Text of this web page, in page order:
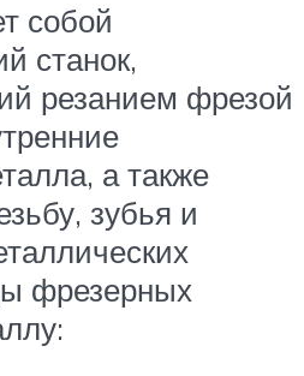
собой
станок,
резанием фрезой
а также
зубья и
фрезерных